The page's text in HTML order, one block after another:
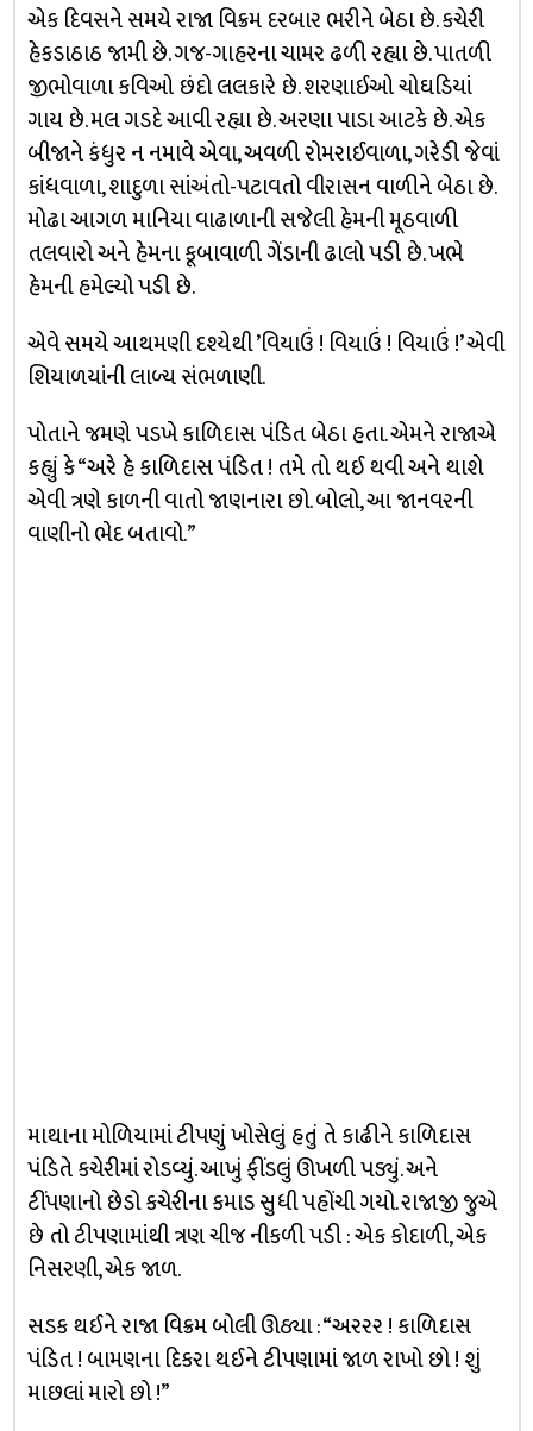
એક દિવસને સમયે રાજા વિક્રમ દરબાર ભરીને બેઠા છે. કચેરી
હેકડાઠાઠ જામી છે. ગજ-ગાહરના ચામર ઢળી રહ્યા છે. પાતળી
જીભોવાળા કવિઓ છંદો લલકારે છે. શરણાઈઓ ચોઘડિયાં
ગાય છે. મલ ગડદે આવી રહ્યા છે. અરણા પાડા આટકે છે. એક
બીજાને કંધુર ન નમાવે એવા, અવળી રોમરાઈવાળા, ગરેડી જેવાં
કાંધવાળા, શાદુળા સાંઅંતો-પટાવતો વીરાસન વાળીને બેઠા છે.
મોઢા આગળ માનિયા વાઢાળાની સજેલી હેમની મૂઠવાળી
તલવારો અને હેમના કૂબાવાળી ગેંડાની ઢાલો પડી છે. ખભે
હેમની હમેલ્યો પડી છે.
એવે સમયે આથમણી દશ્યેથી ’વિયાઉં ! વિયાઉં ! વિયાઉં !’ એવી
શિયાળયાંની લાળ્ય સંભળાણી.
પોતાને જમણે પડખે કાળિદાસ પંડિત બેઠા હતા. એમને રાજાએ
કહ્યું કે “અરે હે કાળિદાસ પંડિત ! તમે તો થઈ થવી અને થાશે
એવી ત્રણે કાળની વાતો જાણનારા છો. બોલો, આ જાનવરની
વાણીનો ભેદ બતાવો.”
માથાના મોળિયામાં ટીપણું ખોસેલું હતું તે કાઢીને કાળિદાસ
પંડિતે કચેરીમાં રોડવ્યું. આખું ફીંડલું ઊખળી પડ્યું. અને
ટીંપણાનો છેડો કચેરીના કમાડ સુધી પહોંચી ગયો. રાજાજી જુએ
છે તો ટીપણામાંથી ત્રણ ચીજ નીકળી પડી : એક કોદાળી, એક
નિસરણી, એક જાળ.
સડક થઈને રાજા વિક્રમ બોલી ઊઠ્યા : “અરરર ! કાળિદાસ
પંડિત ! બામણના દિકરા થઈને ટીપણામાં જાળ રાખો છો ! શું
માછલાં મારો છો !”